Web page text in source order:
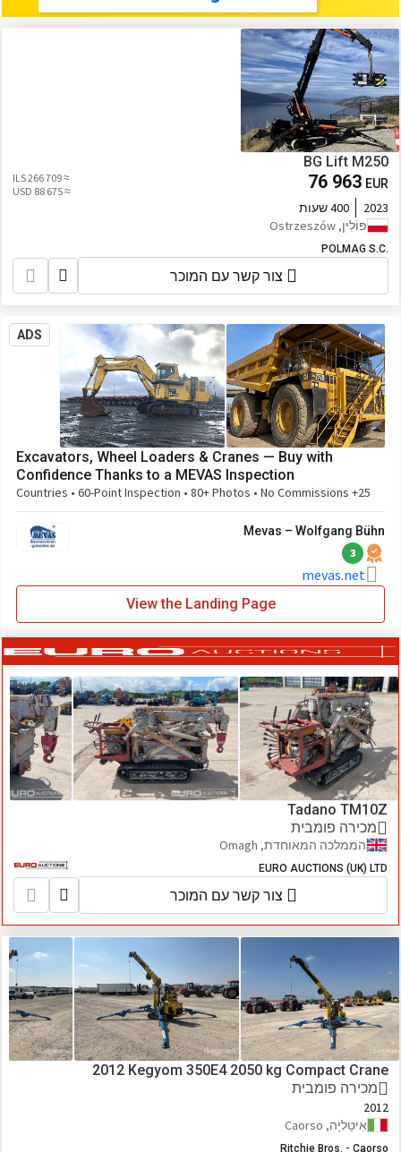
BG Lift M250
76 963 EUR
≈ 266 709 ILS
≈ 88 675 USD
2023
400 שעות
פּוֹלִין, Ostrzeszów
POLMAG S.C.
צור קשר עם המוכר
ADS
Excavators, Wheel Loaders & Cranes — Buy with
Confidence Thanks to a MEVAS Inspection
25+ Countries • 60-Point Inspection • 80+ Photos • No Commissions
Mevas – Wolfgang Bühn
3
mevas.net
View the Landing Page
Tadano TM10Z
מכירה פומבית
הממלכה המאוחדת, Omagh
EURO AUCTIONS (UK) LTD
צור קשר עם המוכר
2012 Kegyom 350E4 2050 kg Compact Crane
מכירה פומבית
2012
אִיטַלִיָה, Caorso
Ritchie Bros. - Caorso